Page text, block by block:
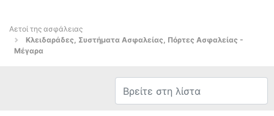
Αετοί της ασφάλειας
Κλειδαράδες, Συστήματα Ασφαλείας, Πόρτες Ασφαλείας -
Μέγαρα